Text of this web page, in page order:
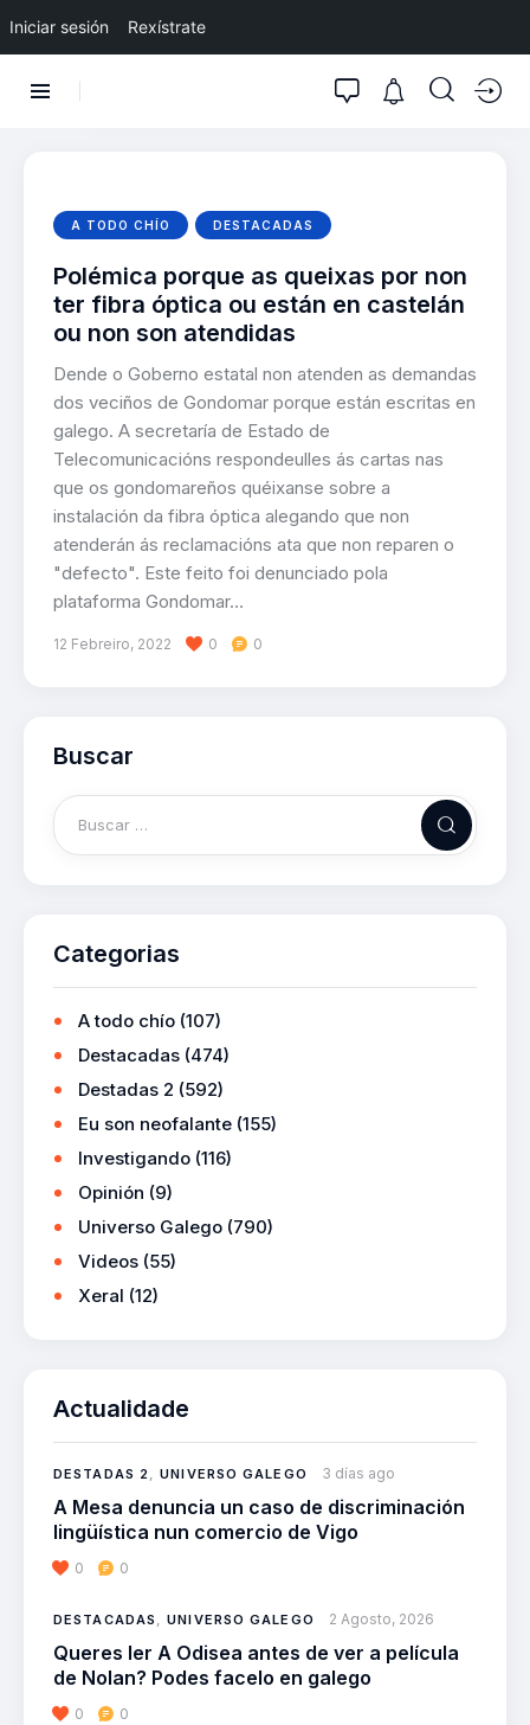
Iniciar sesión Rexístrate
A TODO CHÍO DESTACADAS
Polémica porque as queixas por non
ter fibra óptica ou están en castelán
ou non son atendidas
Dende o Goberno estatal non atenden as demandas
dos veciños de Gondomar porque están escritas en
galego. A secretaría de Estado de
Telecomunicacións respondeulles ás cartas nas
que os gondomareños quéixanse sobre a
instalación da fibra óptica alegando que non
atenderán ás reclamacións ata que non reparen o
"defecto". Este feito foi denunciado pola
plataforma Gondomar…
12 Febreiro, 2022 0 0
Buscar
Categorias
A todo chío (107)
Destacadas (474)
Destadas 2 (592)
Eu son neofalante (155)
Investigando (116)
Opinión (9)
Universo Galego (790)
Videos (55)
Xeral (12)
Actualidade
DESTADAS 2,UNIVERSO GALEGO 3 días ago
A Mesa denuncia un caso de discriminación
lingüística nun comercio de Vigo
0 0
DESTACADAS ,UNIVERSO GALEGO 2 Agosto, 2026
Queres ler A Odisea antes de ver a película
de Nolan? Podes facelo en galego
0 0